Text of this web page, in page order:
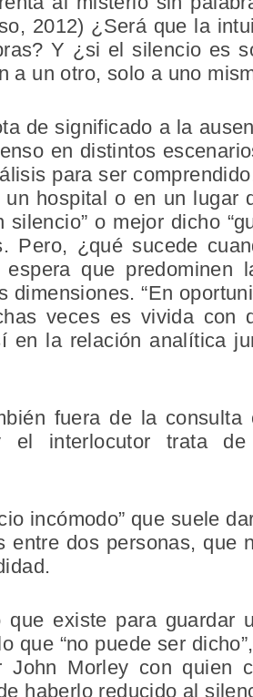
2012) ¿Será que la
Y ¿si el silencio es
a un otro, solo a uno
de significado a la
en distintos
para ser
hospital o en un lugar
o mejor dicho
Pero, ¿qué sucede
que predominen
“En
veces es vivida con
la relación analítica
fuera de la consulta
el interlocutor trata de
incómodo” que suele
dos personas, que
existe para guardar
que “no puede ser
Morley con quien
haberlo reducido al